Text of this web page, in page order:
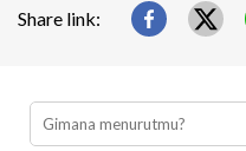
Share link: